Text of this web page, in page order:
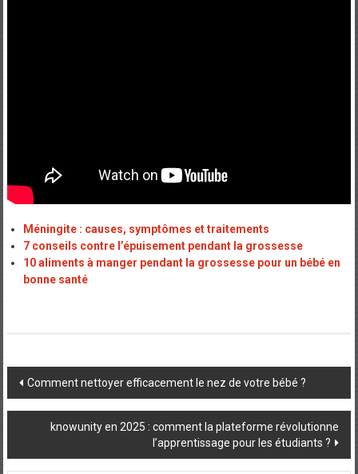
Méningite : causes, symptômes et traitements
7 conseils contre l’épuisement pendant la grossesse
10 aliments à manger pendant la grossesse pour un bébé en
bonne santé
Post
navigation
Comment nettoyer efficacement le nez de votre bébé ?
knowunity en 2025 : comment la plateforme révolutionne
l’apprentissage pour les étudiants ?